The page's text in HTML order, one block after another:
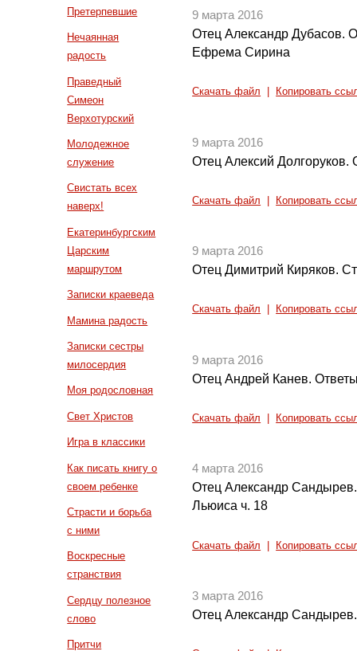
Претерпевшие
Нечаянная
радость
Праведный
Симеон
Верхотурский
Молодежное
служение
Свистать всех
наверх!
Екатеринбургским
Царским
маршрутом
Записки краеведа
Мамина радость
Записки сестры
милосердия
Моя родословная
Свет Христов
Игра в классики
Как писать книгу о
своем ребенке
Страсти и борьба
с ними
Воскресные
странствия
Сердцу полезное
слово
Притчи
9 марта 2016
Отец Александр Дубасов.
Ефрема Сирина
Скачать файл Копировать
9 марта 2016
Отец Алексий Долгоруков.
Скачать файл Копировать
9 марта 2016
Отец Димитрий Киряков.
Скачать файл Копировать
9 марта 2016
Отец Андрей Канев.
Скачать файл Копировать
4 марта 2016
Отец Александр
Льюиса ч. 18
Скачать файл Копировать
3 марта 2016
Отец Александр